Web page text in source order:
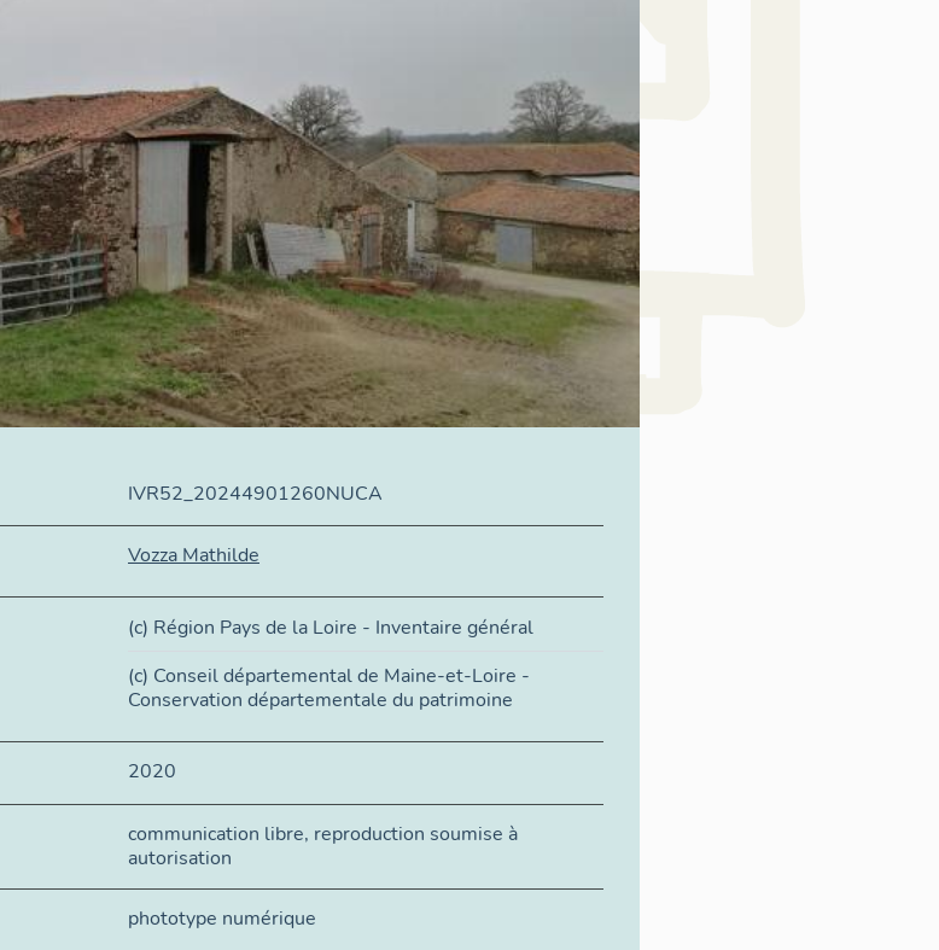
IVR52_20244901260NUCA
Vozza Mathilde
(c) Région Pays de la Loire - Inventaire général
(c) Conseil départemental de Maine-et-Loire -
Conservation départementale du patrimoine
2020
communication libre, reproduction soumise à
autorisation
phototype numérique